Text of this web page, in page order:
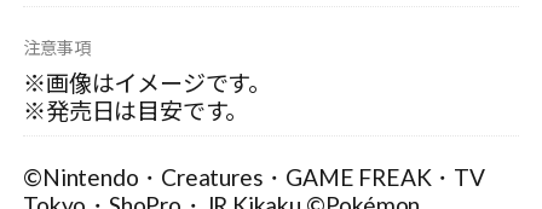
注意事項
※画像はイメージです。
※発売日は目安です。
©Nintendo・Creatures・GAME FREAK・TV